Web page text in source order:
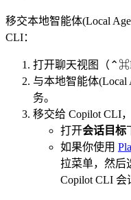
移交本地智能体(Local
CLI：
打开聊天视图（⌃⌘I
与本地智能体
务。
移交给 Copilot CLI
打开会话目标
如果你使用
拉菜单，然后
Copilot CLI